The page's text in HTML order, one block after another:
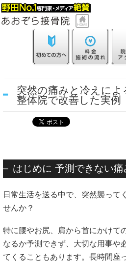
突然の痛みと冷えによ
整体院で改善した実例
はじめに 予測できない痛
日常生活を送る中で、突然襲って
せんか？
特に腰やお尻、肩から首にかけて
なるか予測できず、大切な用事や
てくることもあります。長時間座